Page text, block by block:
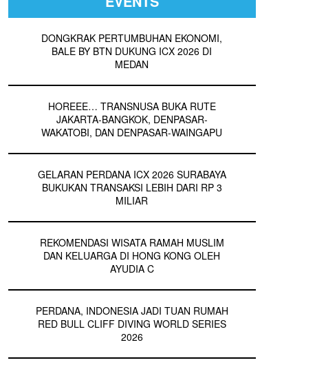
DONGKRAK PERTUMBUHAN EKONOMI,
BALE BY BTN DUKUNG ICX 2026 DI
MEDAN
HOREEE… TRANSNUSA BUKA RUTE
JAKARTA-BANGKOK, DENPASAR-
WAKATOBI, DAN DENPASAR-WAINGAPU
GELARAN PERDANA ICX 2026 SURABAYA
BUKUKAN TRANSAKSI LEBIH DARI RP 3
MILIAR
REKOMENDASI WISATA RAMAH MUSLIM
DAN KELUARGA DI HONG KONG OLEH
AYUDIA C
PERDANA, INDONESIA JADI TUAN RUMAH
RED BULL CLIFF DIVING WORLD SERIES
2026